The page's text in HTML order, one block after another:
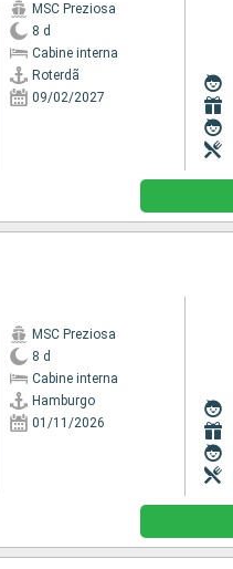
MSC Preziosa
8 d
Cabine interna
Roterdã
09/02/2027
MSC Preziosa
8 d
Cabine interna
Hamburgo
01/11/2026